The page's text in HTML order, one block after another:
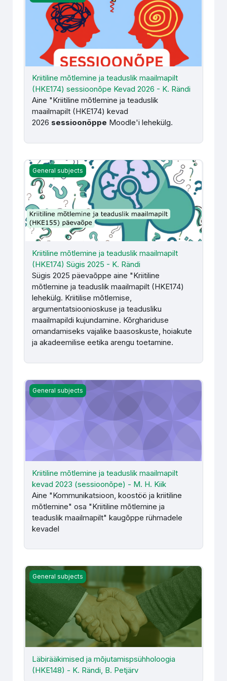
Kriitiline mõtlemine ja teaduslik maailmapilt
(HKE174) sessioonõpe Kevad 2026 - K. Rändi
Aine "Kriitiline mõtlemine ja teaduslik
maailmapilt (HKE174) kevad
2026 sessioonõppe Moodle'i lehekülg.
Kriitiline mõtlemine ja teaduslik maailmapilt (HKE174)
General subjects
Kriitiline mõtlemine ja teaduslik maailmapilt
(HKE174) Sügis 2025 - K. Rändi
Sügis 2025 päevaõppe aine "Kriitiline
mõtlemine ja teaduslik maailmapilt (HKE174)
lehekülg. Kriitilise mõtlemise,
argumentatsioonioskuse ja teadusliku
maailmapildi kujundamine. Kõrghariduse
omandamiseks vajalike baasoskuste, hoiakute
ja akadeemilise eetika arengu toetamine.
Kriitiline mõtlemine ja teaduslik maailmapilt kevad 2023
General subjects
Kriitiline mõtlemine ja teaduslik maailmapilt
kevad 2023 (sessioonõpe) - M. H. Kiik
Aine "Kommunikatsioon, koostöö ja kriitiline
mõtlemine" osa "Kriitiline mõtlemine ja
teaduslik maailmapilt" kaugõppe rühmadele
kevadel
Läbirääkimised ja mõjutamispsühholoogia (HKE148) - K.
General subjects
Läbirääkimised ja mõjutamispsühholoogia
(HKE148) - K. Rändi, B. Petjärv